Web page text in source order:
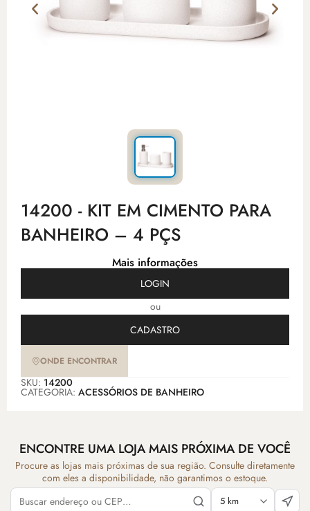
14200 - KIT EM CIMENTO PARA
BANHEIRO – 4 PÇS
Mais informações
LOGIN
ou
CADASTRO
ONDE ENCONTRAR
SKU: 14200
CATEGORIA: ACESSÓRIOS DE BANHEIRO
ENCONTRE UMA LOJA MAIS PRÓXIMA DE VOCÊ
Procure as lojas mais próximas de sua região. Consulte diretamente
com eles a disponibilidade, não garantimos o estoque.